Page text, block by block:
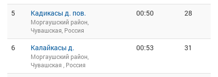
5 Кадикасы д. пов.
Моргаушский район,
Чувашская, Россия
00:50 28
6 Калайкасы д.
Моргаушский район,
Чувашская , Россия
00:53 31